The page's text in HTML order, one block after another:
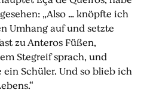
„Also … knöpfte ich
Umhang auf und setzte
zu Anteros Füßen,
Stegreif sprach, und
Schüler. Und so blieb ich